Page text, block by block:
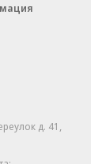
д. 41,